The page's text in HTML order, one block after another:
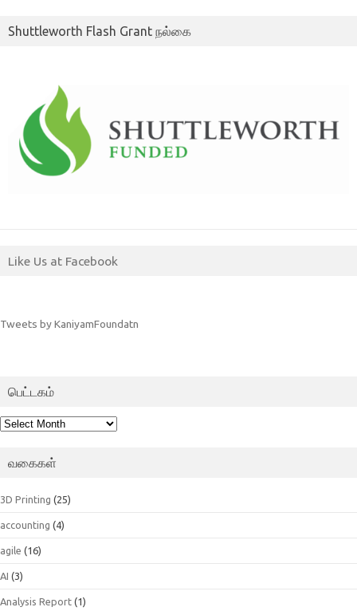
Shuttleworth Flash Grant நல்கை
Like Us at Facebook
Tweets by KaniyamFoundatn
பெட்டகம்
பெட்டகம்
வகைகள்
3D Printing (25)
accounting (4)
agile (16)
AI (3)
Analysis Report (1)